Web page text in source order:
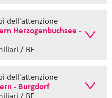
dell'attenzione
Herzogenbuchsee -
/ BE
dell'attenzione
- Burgdorf
/ BE